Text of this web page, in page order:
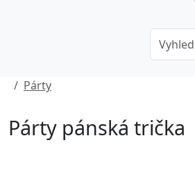
Párty
Párty pánská trička